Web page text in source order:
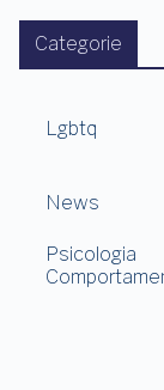
Categorie
Lgbtq
News
Psicologia